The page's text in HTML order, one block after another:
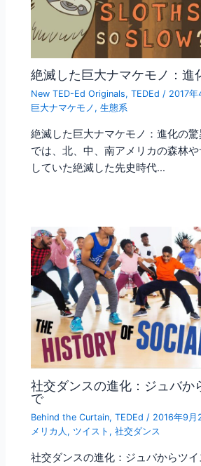
絶滅した巨大ナマケモノ：進
New TED-Ed Originals,TEDEd / 2017
巨大ナマケモノ ,生態系
絶滅した巨大ナマケモノ：進化の
では、北、中、南アメリカの森林
していた絶滅した先史時代…
社交ダンスの進化：ジュバか
で
Behind the Curtain,TEDEd / 2016年9
メリカ人 , ツイスト ,社交ダンス
社交ダンスの進化：ジュバからツ